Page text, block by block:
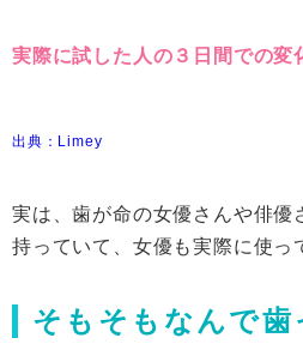
実際に試した人の３日間での変
出典：Limey
実は、歯が命の女優さんや俳優
持っていて、女優も実際に使っ
そもそもなんで歯